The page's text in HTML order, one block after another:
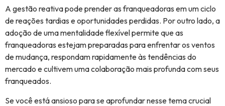
A gestão reativa pode prender as franqueadoras em um ciclo
de reações tardias e oportunidades perdidas. Por outro lado, a
adoção de uma mentalidade flexível permite que as
franqueadoras estejam preparadas para enfrentar os ventos
de mudança, respondam rapidamente às tendências do
mercado e cultivem uma colaboração mais profunda com seus
franqueados.
Se você está ansioso para se aprofundar nesse tema crucial